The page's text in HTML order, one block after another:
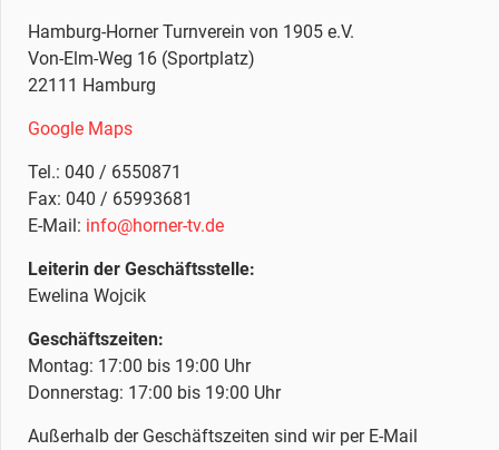
Hamburg-Horner Turnverein von 1905 e.V.
Von-Elm-Weg 16 (Sportplatz)
22111 Hamburg
Google Maps
Tel.: 040 / 6550871
Fax: 040 / 65993681
E-Mail: info@horner-tv.de
Leiterin der Geschäftsstelle:
Ewelina Wojcik
Geschäftszeiten:
Montag: 17:00 bis 19:00 Uhr
Donnerstag: 17:00 bis 19:00 Uhr
Außerhalb der Geschäftszeiten sind wir per E-Mail